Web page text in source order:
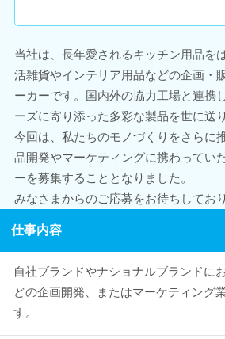
当社は、長年愛されるキッチン用品を
活雑貨やインテリア用品などの企画・
ーカーです。国内外の協力工場と連携
ーズに寄り添った多彩な製品を世に送
今回は、私たちのモノづくりをさらに
品開発やマーケティングに携わってい
ーを募集することとなりました。
みなさまからのご応募をお待ちしてお
仕事内容
自社ブランドやナショナルブランドに
どの企画開発、またはマーケティング
す。